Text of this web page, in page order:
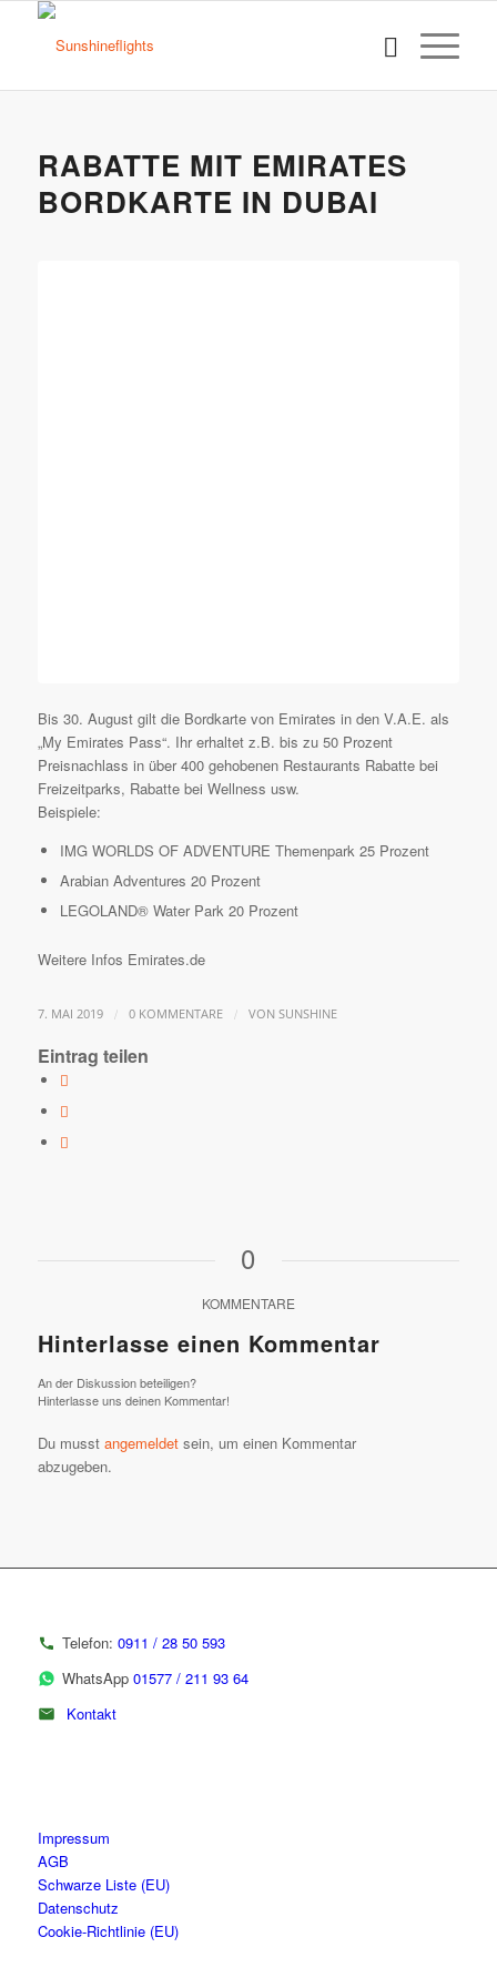
RABATTE MIT EMIRATES
BORDKARTE IN DUBAI
Bis 30. August gilt die Bordkarte von Emirates in den V.A.E. als
„My Emirates Pass“. Ihr erhaltet z.B. bis zu 50 Prozent
Preisnachlass in über 400 gehobenen Restaurants Rabatte bei
Freizeitparks, Rabatte bei Wellness usw.
Beispiele:
IMG WORLDS OF ADVENTURE Themenpark 25 Prozent
Arabian Adventures 20 Prozent
LEGOLAND® Water Park 20 Prozent
Weitere Infos Emirates.de
7. MAI 2019 / 0 KOMMENTARE / VON SUNSHINE
Eintrag teilen
0
KOMMENTARE
Hinterlasse einen Kommentar
An der Diskussion beteiligen?
Hinterlasse uns deinen Kommentar!
Du musst angemeldetsein, um einen Kommentar
abzugeben.
Telefon: 0911 / 28 50 593
WhatsApp 01577 / 211 93 64
Kontakt
Impressum
AGB
Schwarze Liste (EU)
Datenschutz
Cookie-Richtlinie (EU)